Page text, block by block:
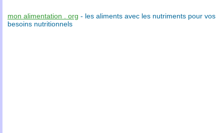
mon alimentation . org - les aliments avec les nutriments pour vos
besoins nutritionnels